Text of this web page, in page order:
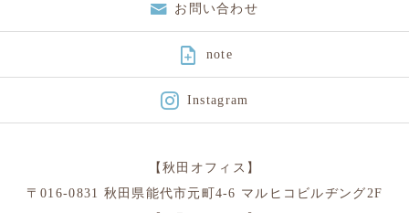
お問い合わせ
 note
Instagram
【秋田オフィス】
〒016-0831 秋田県能代市元町4-6 マルヒコビルヂング2F